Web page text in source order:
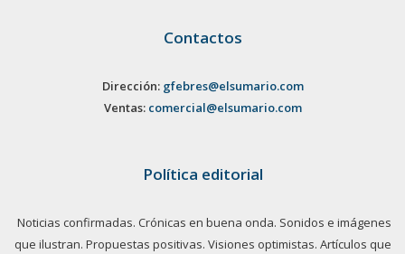
Contactos
Dirección: gfebres@elsumario.com
Ventas: comercial@elsumario.com
Política editorial
Noticias confirmadas. Crónicas en buena onda. Sonidos e imágenes
que ilustran. Propuestas positivas. Visiones optimistas. Artículos que